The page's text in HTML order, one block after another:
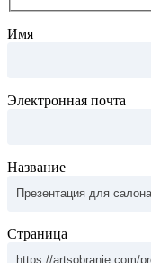
Имя
Электронная почта
Название
Страница